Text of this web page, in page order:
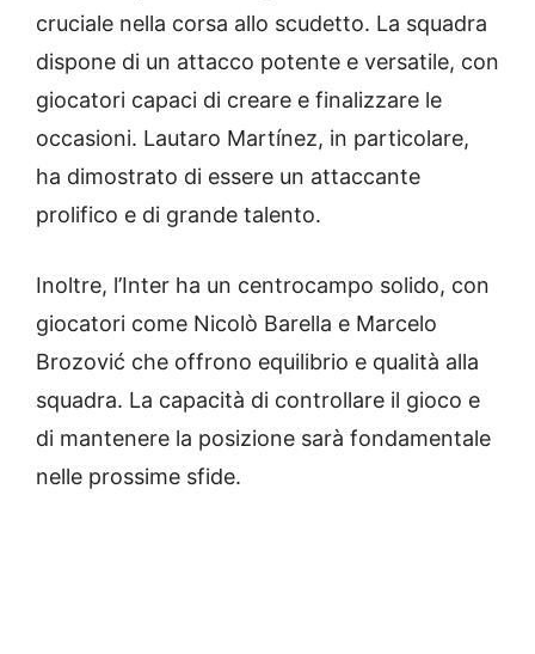
cruciale nella corsa allo scudetto. La squadra
dispone di un attacco potente e versatile, con
giocatori capaci di creare e finalizzare le
occasioni. Lautaro Martínez, in particolare,
ha dimostrato di essere un attaccante
prolifico e di grande talento.
Inoltre, l’Inter ha un centrocampo solido, con
giocatori come Nicolò Barella e Marcelo
Brozović che offrono equilibrio e qualità alla
squadra. La capacità di controllare il gioco e
di mantenere la posizione sarà fondamentale
nelle prossime sfide.